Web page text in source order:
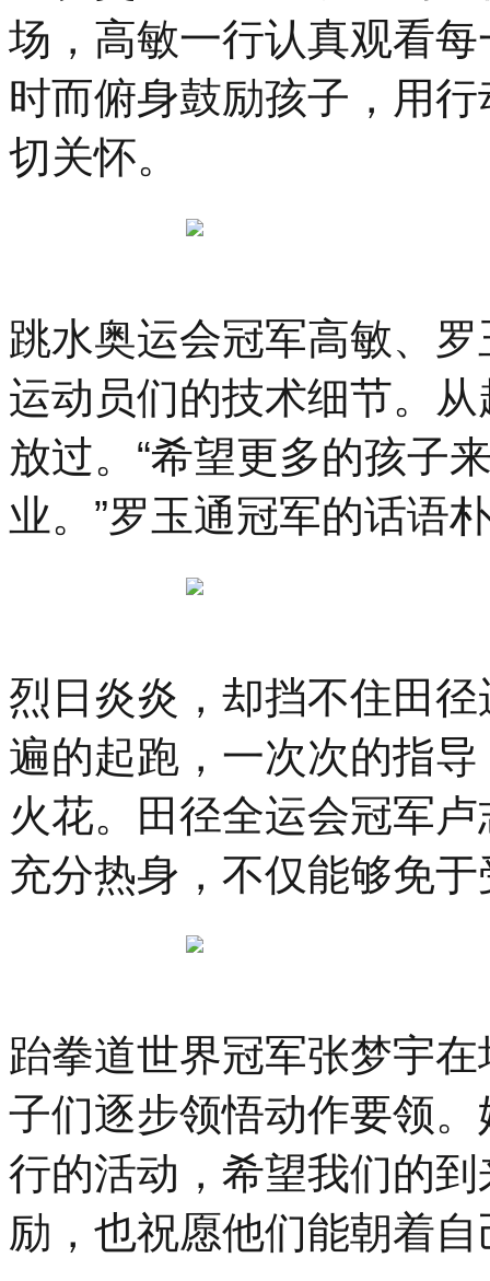
场，高敏一行认真观看
时而俯身鼓励孩子，用
切关怀。
跳水奥运会冠军高敏、
运动员们的技术细节。
放过。“希望更多的孩子
业。”罗玉通冠军的话语
烈日炎炎，却挡不住田
遍的起跑，一次次的指
火花。田径全运会冠军
充分热身，不仅能够免
跆拳道世界冠军张梦宇
子们逐步领悟动作要领
行的活动，希望我们的
励，也祝愿他们能朝着